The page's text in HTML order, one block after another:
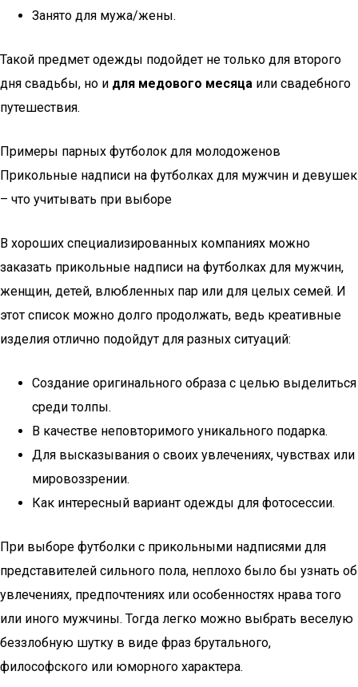
Занято для мужа/жены.
Такой предмет одежды подойдет не только для второго
дня свадьбы, но и для медового месяца или свадебного
путешествия.
Примеры парных футболок для молодоженов
Прикольные надписи на футболках для мужчин и девушек
– что учитывать при выборе
В хороших специализированных компаниях можно
заказать прикольные надписи на футболках для мужчин,
женщин, детей, влюбленных пар или для целых семей. И
этот список можно долго продолжать, ведь креативные
изделия отлично подойдут для разных ситуаций:
Создание оригинального образа с целью выделиться
среди толпы.
В качестве неповторимого уникального подарка.
Для высказывания о своих увлечениях, чувствах или
мировоззрении.
Как интересный вариант одежды для фотосессии.
При выборе футболки с прикольными надписями для
представителей сильного пола, неплохо было бы узнать об
увлечениях, предпочтениях или особенностях нрава того
или иного мужчины. Тогда легко можно выбрать веселую
беззлобную шутку в виде фраз брутального,
философского или юморного характера.